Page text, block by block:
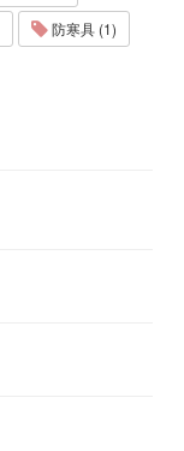
防寒具 (1)